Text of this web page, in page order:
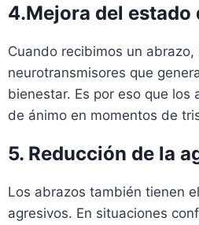
4.Mejora del estado
Cuando recibimos un
neurotransmisores que
bienestar. Es por eso que
de ánimo en momentos de
5. Reducción de la
Los abrazos también tienen
agresivos. En situaciones